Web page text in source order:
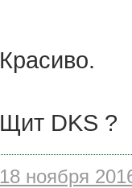
Красиво.
Щит DKS ?
18 ноября